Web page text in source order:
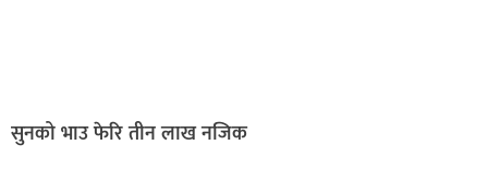
सुनको भाउ फेरि तीन लाख नजिक